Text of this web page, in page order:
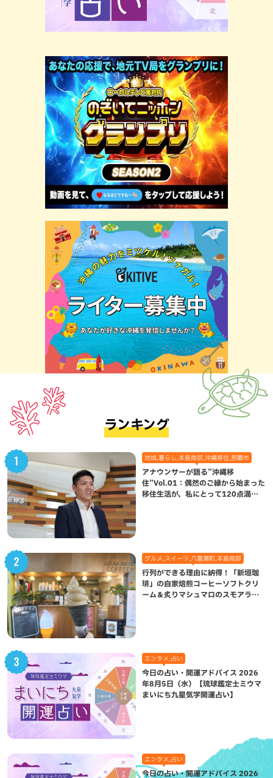
ランキング
地域,暮らし,本島南部,沖縄移住,那覇市
アナウンサーが語る”沖縄移
住”Vol.01：偶然のご縁から始まった
移住生活が、私にとって120点満点
グルメ,スイーツ,八重瀬町,本島南部
行列ができる理由に納得！「新垣珈
琲」の自家焙煎コーヒーソフトクリ
ーム＆炙りマシュマロのスモアラテ
エンタメ,占い
今日の占い・開運アドバイス 2026
年8月5日（水）【琉球鑑定士ミウマ
まいにち九星気学開運占い】
エンタメ,占い
今日の占い・開運アドバイス 2026